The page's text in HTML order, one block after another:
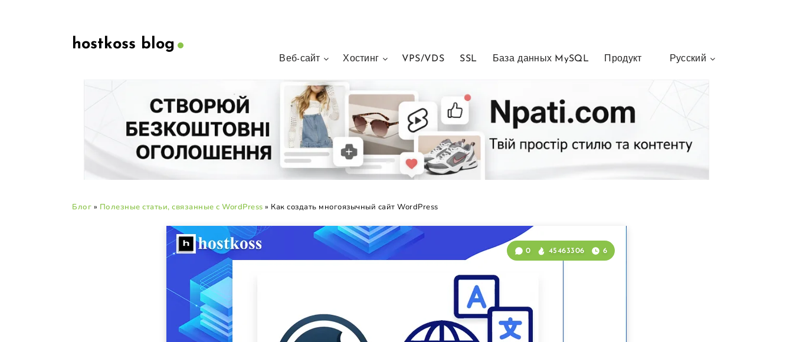
hostkoss blog
Веб-сайт Хостинг VPS/VDS SSL База данных MySQL Продукт Русский
Блог » Полезные статьи, связанные с WordPress » Как создать многоязычный сайт WordPress
0 45463306 6